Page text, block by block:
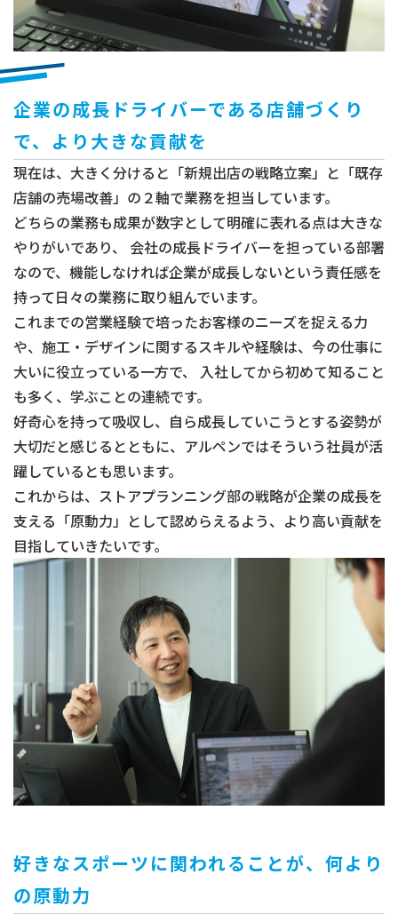
企業の成長ドライバーである店舗づくり
で、より大きな貢献を
現在は、大きく分けると「新規出店の戦略立案」と「既存
店舗の売場改善」の２軸で業務を担当しています。
どちらの業務も成果が数字として明確に表れる点は大きな
やりがいであり、 会社の成長ドライバーを担っている部署
なので、機能しなければ企業が成長しないという責任感を
持って日々の業務に取り組んでいます。
これまでの営業経験で培ったお客様のニーズを捉える力
や、施工・デザインに関するスキルや経験は、今の仕事に
大いに役立っている一方で、 入社してから初めて知ること
も多く、学ぶことの連続です。
好奇心を持って吸収し、自ら成長していこうとする姿勢が
大切だと感じるとともに、アルペンではそういう社員が活
躍しているとも思います。
これからは、ストアプランニング部の戦略が企業の成長を
支える「原動力」として認めらえるよう、より高い貢献を
目指していきたいです。
好きなスポーツに関われることが、何より
の原動力